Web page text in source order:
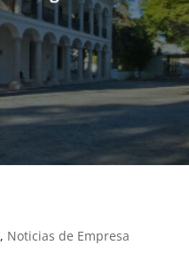
, Noticias de Empresa